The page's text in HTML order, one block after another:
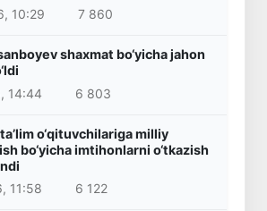
10:29
7 860
shaxmat bo‘yicha jahon
14:44
6 803
o‘qituvchilariga milliy
bo‘yicha imtihonlarni o‘tkazish
11:58
6 122